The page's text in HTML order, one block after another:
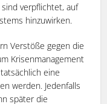
verpflichtet, auf
hinzuwirken.
Verstöße gegen die
Krisenmanagement
eine
werden. Jedenfalls
später die